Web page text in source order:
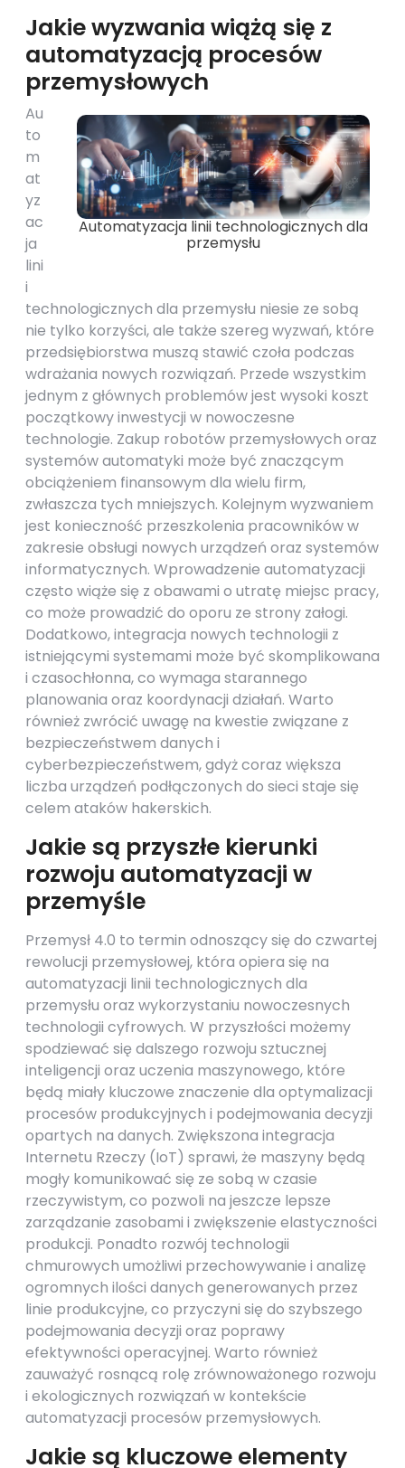
Jakie wyzwania wiążą się z
automatyzacją procesów
przemysłowych
Automatyzacja linii technologicznych dla
przemysłu
Au
to
m
at
yz
ac
ja
lini
i
technologicznych dla przemysłu niesie ze sobą
nie tylko korzyści, ale także szereg wyzwań, które
przedsiębiorstwa muszą stawić czoła podczas
wdrażania nowych rozwiązań. Przede wszystkim
jednym z głównych problemów jest wysoki koszt
początkowy inwestycji w nowoczesne
technologie. Zakup robotów przemysłowych oraz
systemów automatyki może być znaczącym
obciążeniem finansowym dla wielu firm,
zwłaszcza tych mniejszych. Kolejnym wyzwaniem
jest konieczność przeszkolenia pracowników w
zakresie obsługi nowych urządzeń oraz systemów
informatycznych. Wprowadzenie automatyzacji
często wiąże się z obawami o utratę miejsc pracy,
co może prowadzić do oporu ze strony załogi.
Dodatkowo, integracja nowych technologii z
istniejącymi systemami może być skomplikowana
i czasochłonna, co wymaga starannego
planowania oraz koordynacji działań. Warto
również zwrócić uwagę na kwestie związane z
bezpieczeństwem danych i
cyberbezpieczeństwem, gdyż coraz większa
liczba urządzeń podłączonych do sieci staje się
celem ataków hakerskich.
Jakie są przyszłe kierunki
rozwoju automatyzacji w
przemyśle
Przemysł 4.0 to termin odnoszący się do czwartej
rewolucji przemysłowej, która opiera się na
automatyzacji linii technologicznych dla
przemysłu oraz wykorzystaniu nowoczesnych
technologii cyfrowych. W przyszłości możemy
spodziewać się dalszego rozwoju sztucznej
inteligencji oraz uczenia maszynowego, które
będą miały kluczowe znaczenie dla optymalizacji
procesów produkcyjnych i podejmowania decyzji
opartych na danych. Zwiększona integracja
Internetu Rzeczy (IoT) sprawi, że maszyny będą
mogły komunikować się ze sobą w czasie
rzeczywistym, co pozwoli na jeszcze lepsze
zarządzanie zasobami i zwiększenie elastyczności
produkcji. Ponadto rozwój technologii
chmurowych umożliwi przechowywanie i analizę
ogromnych ilości danych generowanych przez
linie produkcyjne, co przyczyni się do szybszego
podejmowania decyzji oraz poprawy
efektywności operacyjnej. Warto również
zauważyć rosnącą rolę zrównoważonego rozwoju
i ekologicznych rozwiązań w kontekście
automatyzacji procesów przemysłowych.
Jakie są kluczowe elementy